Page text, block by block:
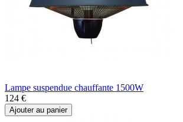
Lampe suspendue chauffante 1500W
124 €
Ajouter au panier